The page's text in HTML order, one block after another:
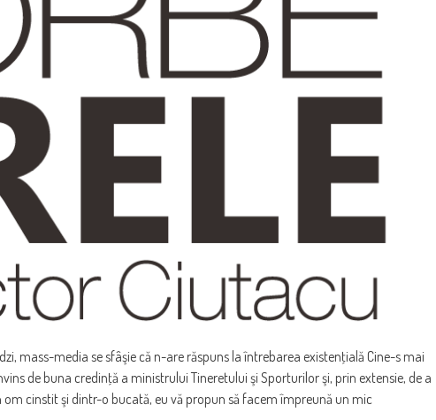
mass-media se sfâşie că n-are răspuns la întrebarea existenţială Cine-s mai
de buna credinţă a ministrului Tineretului şi Sporturilor şi, prin extensie, de a
cinstit şi dintr-o bucată, eu vă propun să facem împreună un mic